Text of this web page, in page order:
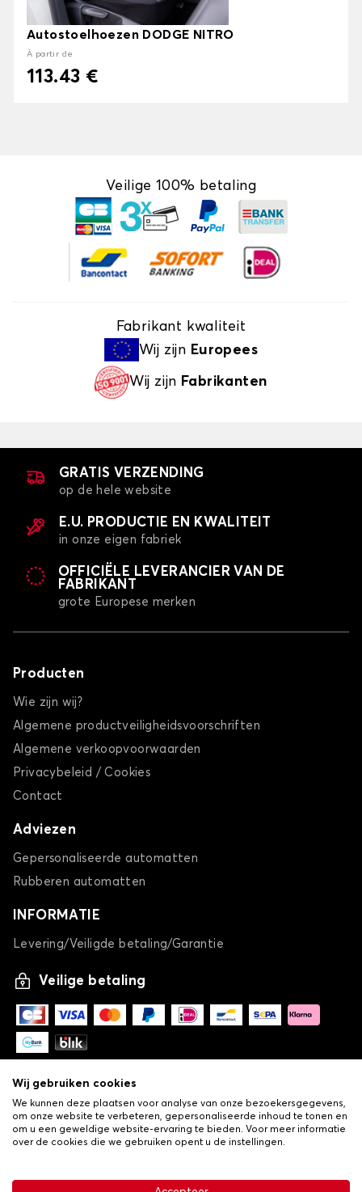
Autostoelhoezen DODGE NITRO
À partir de
113.43 €
Veilige 100% betaling
Fabrikant kwaliteit
Wij zijn Europees
Wij zijn Fabrikanten
GRATIS VERZENDING
op de hele website
E.U. PRODUCTIE EN KWALITEIT
in onze eigen fabriek
OFFICIËLE LEVERANCIER VAN DE
FABRIKANT
grote Europese merken
Producten
Wie zijn wij?
Algemene productveiligheidsvoorschriften
Algemene verkoopvoorwaarden
Privacybeleid / Cookies
Contact
Adviezen
Gepersonaliseerde automatten
Rubberen automatten
INFORMATIE
Levering/Veiligde betaling/Garantie
Veilige betaling
Algemene verkoopvoorwaarden•Privacy- en cookiebeleid
Wij gebruiken cookies
We kunnen deze plaatsen voor analyse van onze bezoekersgegevens,
om onze website te verbeteren, gepersonaliseerde inhoud te tonen en
om u een geweldige website-ervaring te bieden. Voor meer informatie
over de cookies die we gebruiken opent u de instellingen.